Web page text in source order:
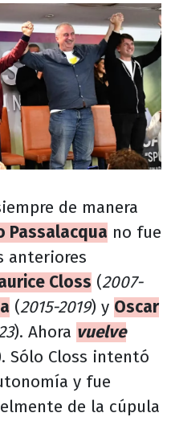
de manera
Passalacqua no fue
anteriores
Closs (2007-
(2015-2019) y Oscar
). Ahora vuelve
Sólo Closs intentó
y fue
de la cúpula